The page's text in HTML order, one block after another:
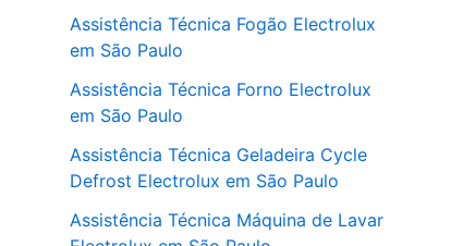
Assistência Técnica Fogão Electrolux
em São Paulo
Assistência Técnica Forno Electrolux
em São Paulo
Assistência Técnica Geladeira Cycle
Defrost Electrolux em São Paulo
Assistência Técnica Máquina de Lavar